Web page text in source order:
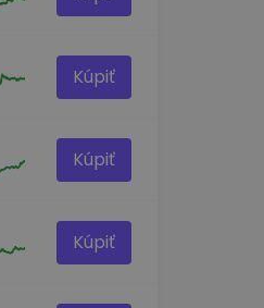
Kúpiť
Kúpiť
Kúpiť